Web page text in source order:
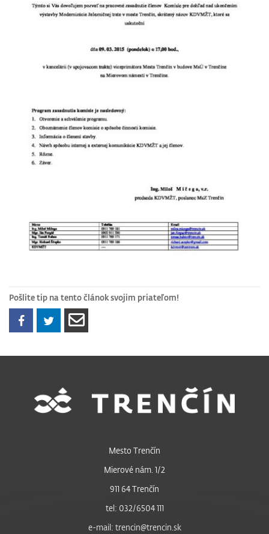
Pošlite tip na tento článok svojim priateľom!
Mesto Trenčín
Mierové nám. 1/2
911 64 Trenčín
tel: 032/6504 111
e-mail: trencin@trencin.sk